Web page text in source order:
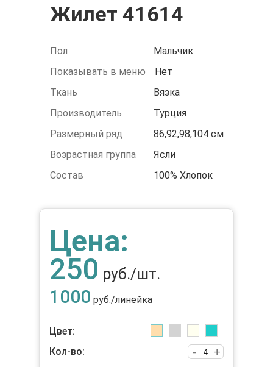
Жилет 41614
Пол
Мальчик
Показывать в меню
Нет
Ткань
Вязка
Производитель
Турция
Размерный ряд
86,92,98,104 см
Возрастная группа
Ясли
Состав
100% Хлопок
Цена:
250 руб./шт.
1000 руб./линейка
Цвет:
Кол-во:
+
-